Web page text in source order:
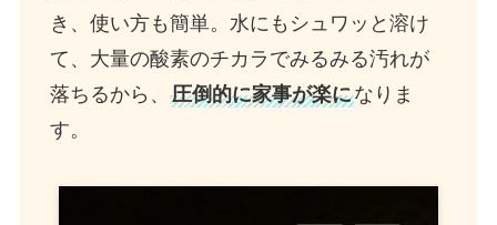
き、使い方も簡単。水にもシュワッと溶け
て、大量の酸素のチカラでみるみる汚れが
落ちるから、 圧倒的に家事が楽になりま
す。